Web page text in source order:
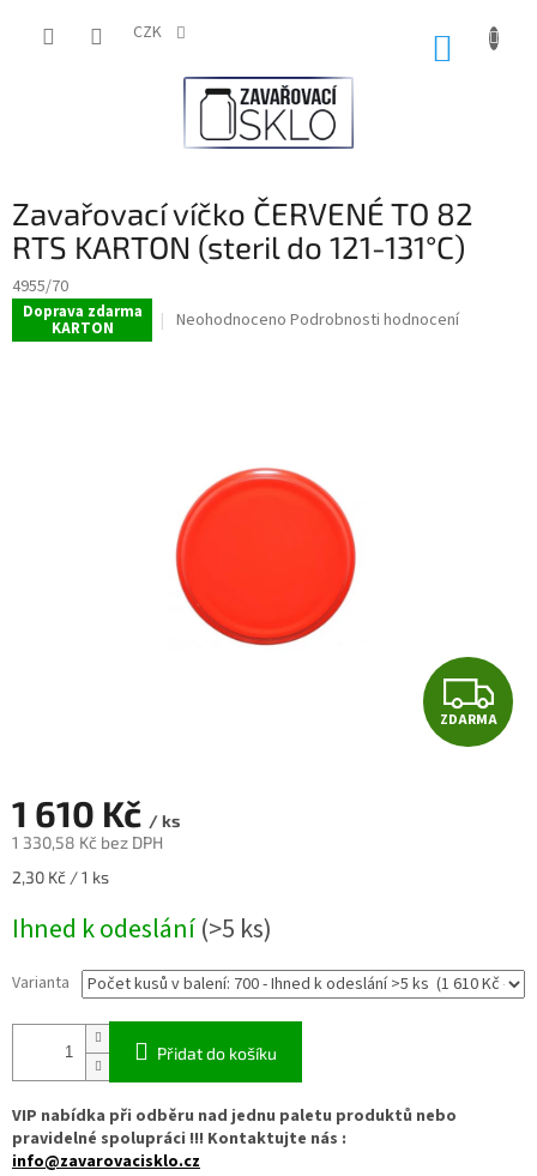
CZK
Zavařovací víčko ČERVENÉ TO 82
RTS KARTON (steril do 121-131°C)
4955/70
Doprava zdarma
KARTON
Průměrné
hvězdiček.
Neohodnoceno Podrobnosti hodnocení
Z
D
ZDARMA
1 610 Kč / ks
1 330,58 Kč bez DPH
Měrná
2,30 Kč / 1 ks
Ihned k odeslání(>5 ks)
Varianta
Přidat do košíku
VIP nabídka při odběru nad jednu paletu produktů nebo
pravidelné spolupráci !!! Kontaktujte nás :
info@zavarovacisklo.cz